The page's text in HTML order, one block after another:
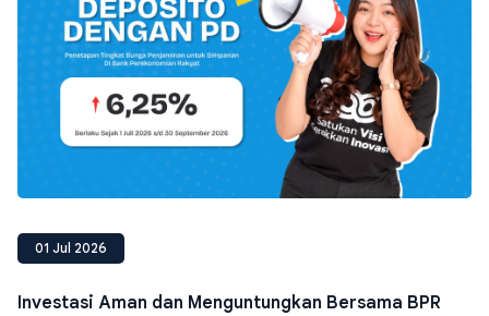
01 Jul 2026
Investasi Aman dan Menguntungkan Bersama BPR